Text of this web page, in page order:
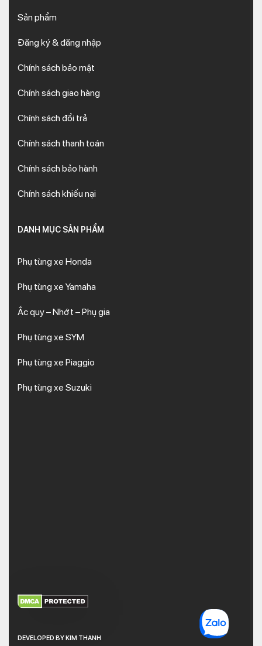
Sản phẩm
Đăng ký & đăng nhập
Chính sách bảo mật
Chính sách giao hàng
Chính sách đổi trả
Chính sách thanh toán
Chính sách bảo hành
Chính sách khiếu nại
DANH MỤC SẢN PHẨM
Phụ tùng xe Honda
Phụ tùng xe Yamaha
Ắc quy – Nhớt – Phụ gia
Phụ tùng xe SYM
Phụ tùng xe Piaggio
Phụ tùng xe Suzuki
DEVELOPED BY KIM THANH
XEM THÊM